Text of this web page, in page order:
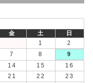
金 土
日
1
2
7 8
9
14 15
16
21 22
23